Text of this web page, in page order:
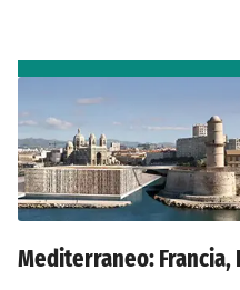
Mediterraneo: Francia,